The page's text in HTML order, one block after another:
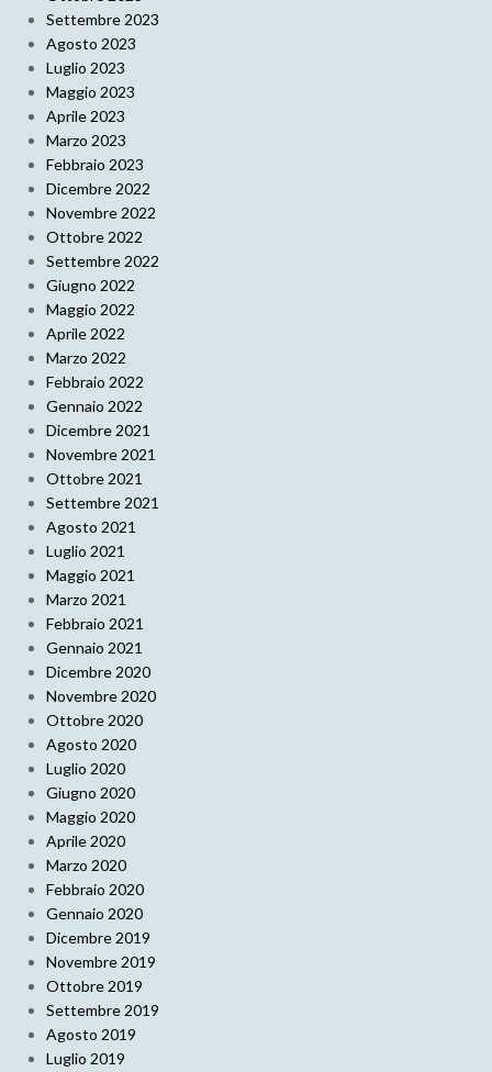
Settembre 2023
Agosto 2023
Luglio 2023
Maggio 2023
Aprile 2023
Marzo 2023
Febbraio 2023
Dicembre 2022
Novembre 2022
Ottobre 2022
Settembre 2022
Giugno 2022
Maggio 2022
Aprile 2022
Marzo 2022
Febbraio 2022
Gennaio 2022
Dicembre 2021
Novembre 2021
Ottobre 2021
Settembre 2021
Agosto 2021
Luglio 2021
Maggio 2021
Marzo 2021
Febbraio 2021
Gennaio 2021
Dicembre 2020
Novembre 2020
Ottobre 2020
Agosto 2020
Luglio 2020
Giugno 2020
Maggio 2020
Aprile 2020
Marzo 2020
Febbraio 2020
Gennaio 2020
Dicembre 2019
Novembre 2019
Ottobre 2019
Settembre 2019
Agosto 2019
Luglio 2019